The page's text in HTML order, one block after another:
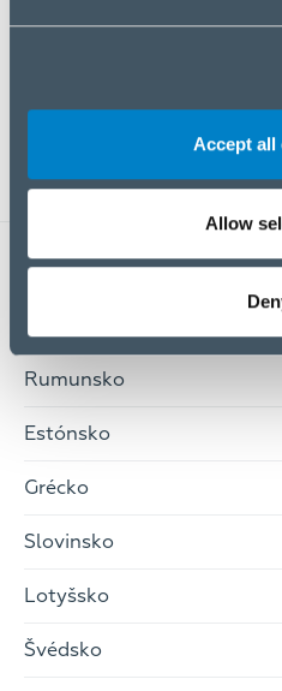
Accept all
Allow
Pravidlami ochrany
Rumunsko
Estónsko
Grécko
Slovinsko
Lotyšsko
Švédsko